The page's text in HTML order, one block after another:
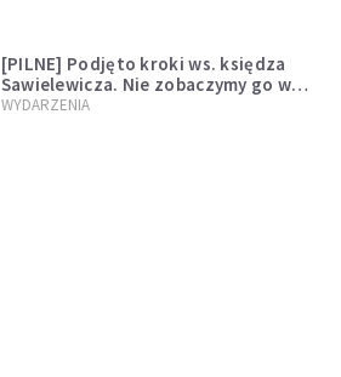
[PILNE] Podjęto kroki ws. księdza
Sawielewicza. Nie zobaczymy go w
mediach
WYDARZENIA